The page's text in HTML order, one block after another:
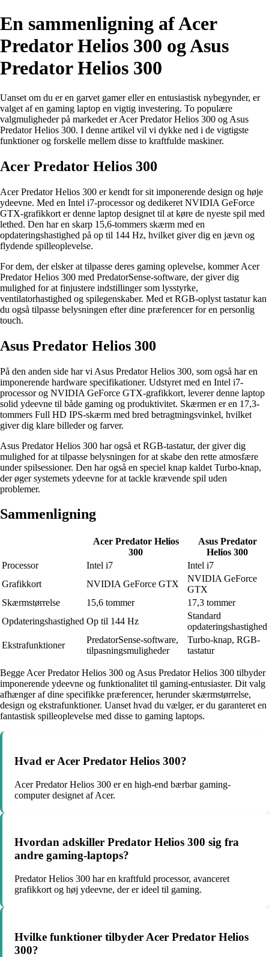
En sammenligning af Acer
Predator Helios 300 og Asus
Predator Helios 300
Uanset om du er en garvet gamer eller en entusiastisk nybegynder, er
valget af en gaming laptop en vigtig investering. To populære
valgmuligheder på markedet er Acer Predator Helios 300 og Asus
Predator Helios 300. I denne artikel vil vi dykke ned i de vigtigste
funktioner og forskelle mellem disse to kraftfulde maskiner.
Acer Predator Helios 300
Acer Predator Helios 300 er kendt for sit imponerende design og høje
ydeevne. Med en Intel i7-processor og dedikeret NVIDIA GeForce
GTX-grafikkort er denne laptop designet til at køre de nyeste spil med
lethed. Den har en skarp 15,6-tommers skærm med en
opdateringshastighed på op til 144 Hz, hvilket giver dig en jævn og
flydende spilleoplevelse.
For dem, der elsker at tilpasse deres gaming oplevelse, kommer Acer
Predator Helios 300 med PredatorSense-software, der giver dig
mulighed for at finjustere indstillinger som lysstyrke,
ventilatorhastighed og spilegenskaber. Med et RGB-oplyst tastatur kan
du også tilpasse belysningen efter dine præferencer for en personlig
touch.
Asus Predator Helios 300
På den anden side har vi Asus Predator Helios 300, som også har en
imponerende hardware specifikationer. Udstyret med en Intel i7-
processor og NVIDIA GeForce GTX-grafikkort, leverer denne laptop
solid ydeevne til både gaming og produktivitet. Skærmen er en 17,3-
tommers Full HD IPS-skærm med bred betragtningsvinkel, hvilket
giver dig klare billeder og farver.
Asus Predator Helios 300 har også et RGB-tastatur, der giver dig
mulighed for at tilpasse belysningen for at skabe den rette atmosfære
under spilsessioner. Den har også en speciel knap kaldet Turbo-knap,
der øger systemets ydeevne for at tackle krævende spil uden
problemer.
Sammenligning
Acer Predator Helios
300
Asus Predator
Helios 300
Processor
Intel i7
Intel i7
Grafikkort
NVIDIA GeForce GTX
NVIDIA GeForce
GTX
Skærmstørrelse
15,6 tommer
17,3 tommer
Opdateringshastighed Op til 144 Hz
Standard
opdateringshastighed
Ekstrafunktioner
PredatorSense-software,
tilpasningsmuligheder
Turbo-knap, RGB-
tastatur
Begge Acer Predator Helios 300 og Asus Predator Helios 300 tilbyder
imponerende ydeevne og funktionalitet til gaming-entusiaster. Dit valg
afhænger af dine specifikke præferencer, herunder skærmstørrelse,
design og ekstrafunktioner. Uanset hvad du vælger, er du garanteret en
fantastisk spilleoplevelse med disse to gaming laptops.
Hvad er Acer Predator Helios 300?
Acer Predator Helios 300 er en high-end bærbar gaming-
computer designet af Acer.
Hvordan adskiller Predator Helios 300 sig fra
andre gaming-laptops?
Predator Helios 300 har en kraftfuld processor, avanceret
grafikkort og høj ydeevne, der er ideel til gaming.
Hvilke funktioner tilbyder Acer Predator Helios
300?